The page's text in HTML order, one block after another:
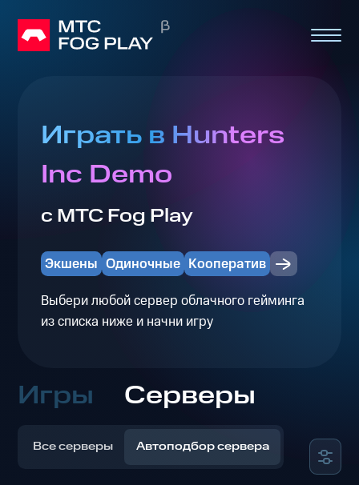
Играть в Hunters
Inc Demo
с МТС Fog Play
Экшены Одиночные Кооператив
Выбери любой сервер облачного гейминга
из списка ниже и начни игру
Игры Серверы
Все серверы Автоподбор сервера